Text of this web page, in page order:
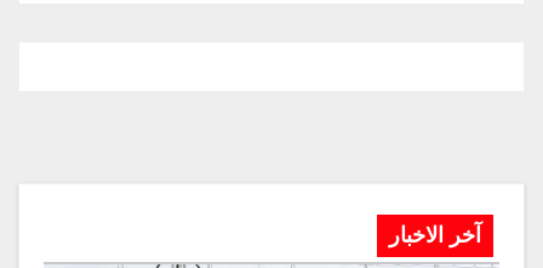
آخر الاخبار